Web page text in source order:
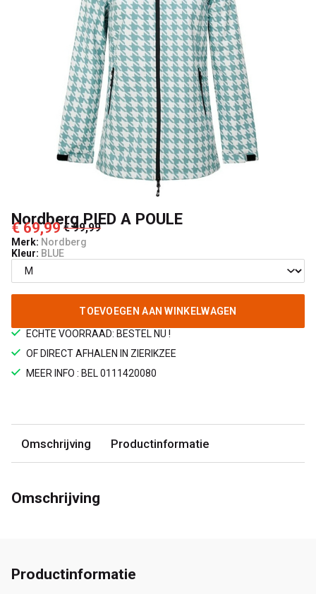
Nordberg PIED A POULE
€ 69,99 € 99,99
Merk: Nordberg
Kleur: BLUE
TOEVOEGEN AAN WINKELWAGEN
ECHTE VOORRAAD: BESTEL NU !
OF DIRECT AFHALEN IN ZIERIKZEE
MEER INFO : BEL 0111420080
Omschrijving Productinformatie
Omschrijving
Productinformatie